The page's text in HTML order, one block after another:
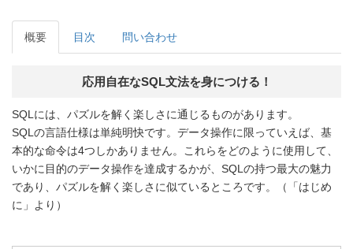
概要 目次 問い合わせ
応用自在なSQL文法を身につける！
SQLには、パズルを解く楽しさに通じるものがあります。
SQLの言語仕様は単純明快です。データ操作に限っていえば、基
本的な命令は4つしかありません。これらをどのように使用して、
いかに目的のデータ操作を達成するかが、SQLの持つ最大の魅力
であり、パズルを解く楽しさに似ているところです。（「はじめ
に」より）